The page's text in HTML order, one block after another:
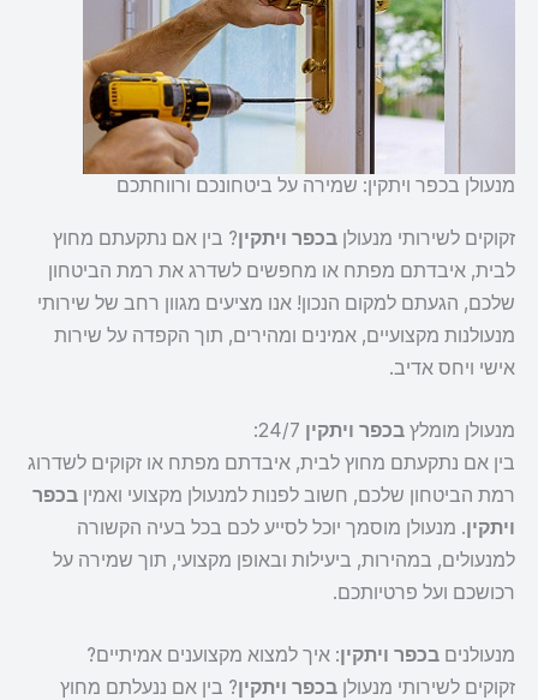
מנעולן בכפר ויתקין: שמירה על ביטחונכם ורווחתכם
זקוקים לשירותי מנעולן בכפר ויתקין? בין אם נתקעתם מחוץ
לבית, איבדתם מפתח או מחפשים לשדרג את רמת הביטחון
שלכם, הגעתם למקום הנכון! אנו מציעים מגוון רחב של שירותי
מנעולנות מקצועיים, אמינים ומהירים, תוך הקפדה על שירות
אישי ויחס אדיב.
מנעולן מומלץ בכפר ויתקין 24/7:
בין אם נתקעתם מחוץ לבית, איבדתם מפתח או זקוקים לשדרוג
רמת הביטחון שלכם, חשוב לפנות למנעולן מקצועי ואמין בכפר
ויתקין. מנעולן מוסמך יוכל לסייע לכם בכל בעיה הקשורה
למנעולים, במהירות, ביעילות ובאופן מקצועי, תוך שמירה על
רכושכם ועל פרטיותכם.
מנעולנים בכפר ויתקין: איך למצוא מקצוענים אמיתיים?
זקוקים לשירותי מנעולן בכפר ויתקין? בין אם ננעלתם מחוץ